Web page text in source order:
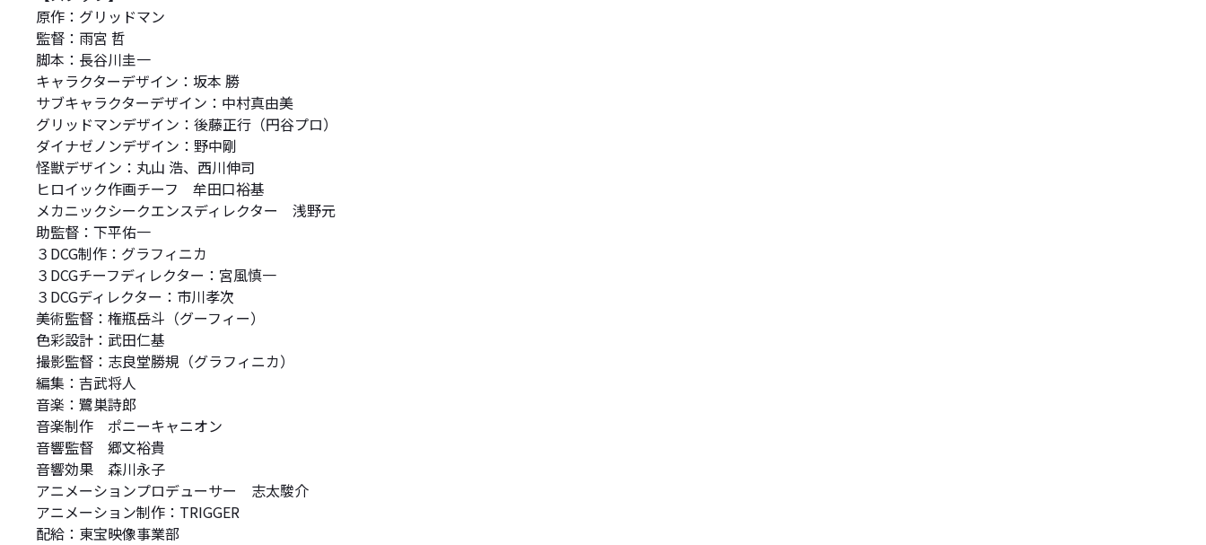
原作：グリッドマン
監督：雨宮 哲
脚本：長谷川圭一
キャラクターデザイン：坂本 勝
サブキャラクターデザイン：中村真由美
グリッドマンデザイン：後藤正行（円谷プロ）
ダイナゼノンデザイン：野中剛
怪獣デザイン：丸山 浩、西川伸司
ヒロイック作画チーフ 牟田口裕基
メカニックシークエンスディレクター 浅野元
助監督：下平佑一
３DCG制作：グラフィニカ
３DCGチーフディレクター：宮風慎一
３DCGディレクター：市川孝次
美術監督：権瓶岳斗（グーフィー）
色彩設計：武田仁基
撮影監督：志良堂勝規（グラフィニカ）
編集：吉武将人
音楽：鷺巣詩郎
音楽制作 ポニーキャニオン
音響監督 郷文裕貴
音響効果 森川永子
アニメーションプロデューサー 志太駿介
アニメーション制作：TRIGGER
配給：東宝映像事業部